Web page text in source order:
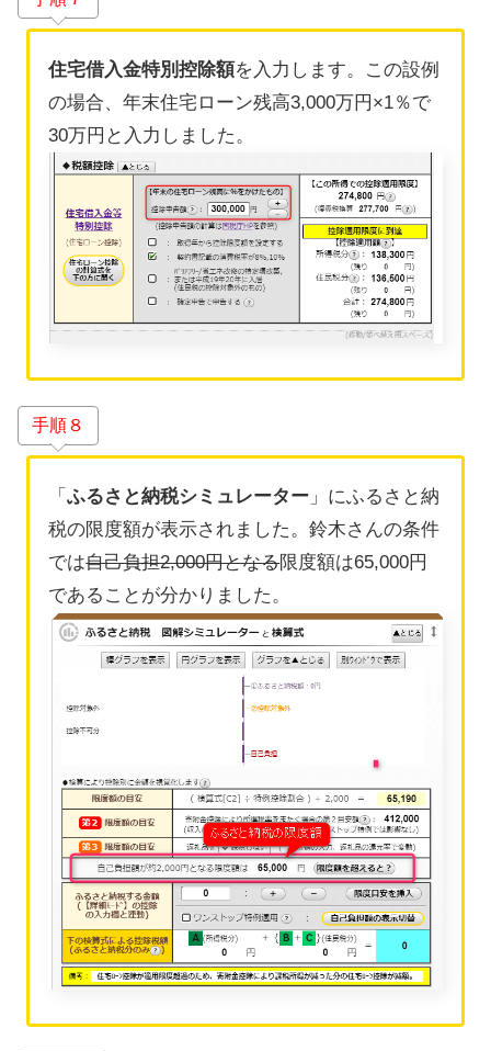
住宅借入金特別控除額を入力します。この設例
の場合、年末住宅ローン残高3,000万円×1％で
30万円と入力しました。
手順８
「ふるさと納税シミュレーター 」にふるさと納
税の限度額が表示されました。鈴木さんの条件
では自己負担2,000円となる限度額は65,000円
であることが分かりました。